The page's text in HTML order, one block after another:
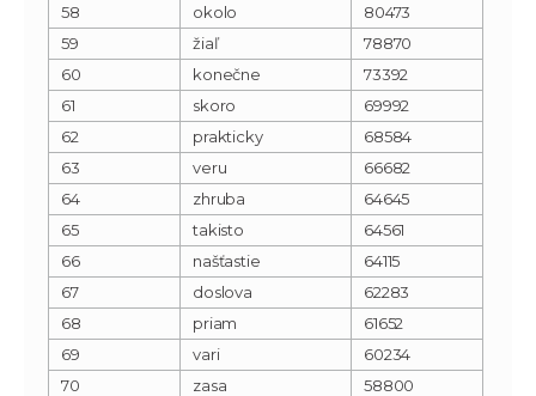
58
okolo
80473
59
žiaľ
78870
60
konečne
73392
61
skoro
69992
62
prakticky
68584
63
veru
66682
64
zhruba
64645
65
takisto
64561
66
našťastie
64115
67
doslova
62283
68
priam
61652
69
vari
60234
70
zasa
58800